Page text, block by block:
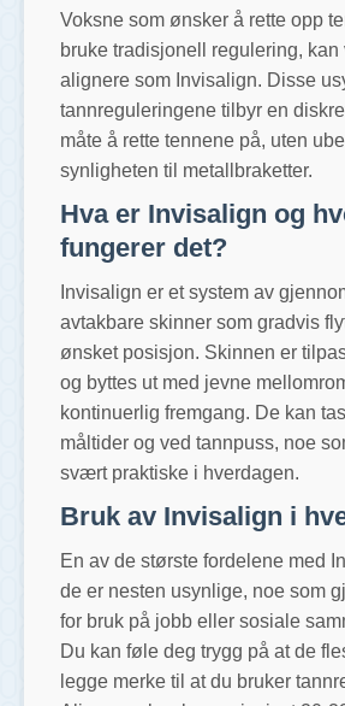
Voksne som ønsker å rette opp
bruke tradisjonell regulering, kan
alignere som Invisalign. Disse
tannreguleringene tilbyr en
måte å rette tennene på, uten
synligheten til metallbraketter.
Hva er Invisalign og
fungerer det?
Invisalign er et system av
avtakbare skinner som gradvis
ønsket posisjon. Skinnen er
og byttes ut med jevne
kontinuerlig fremgang. De kan
måltider og ved tannpuss, noe
svært praktiske i hverdagen.
Bruk av Invisalign i
En av de største fordelene med
de er nesten usynlige, noe som
for bruk på jobb eller sosiale
Du kan føle deg trygg på at de
legge merke til at du bruker